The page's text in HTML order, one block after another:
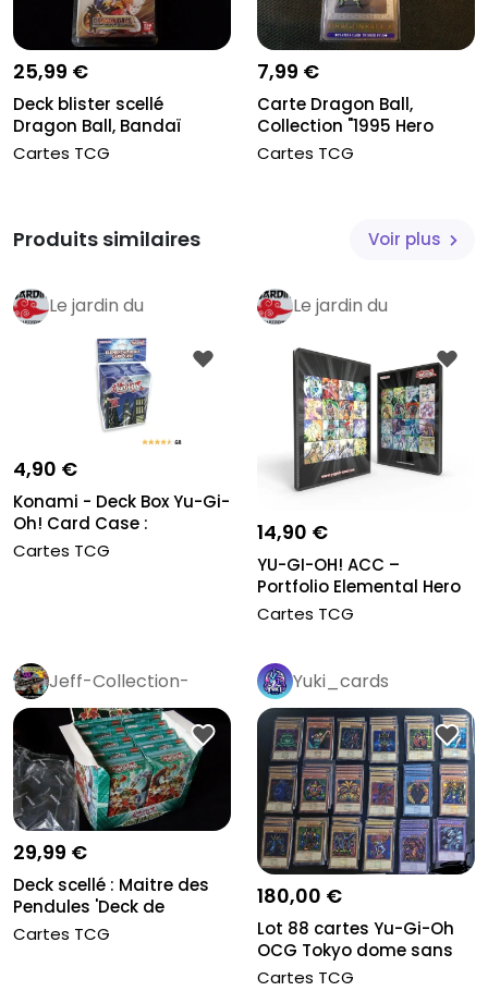
25,99 €
Deck blister scellé
Dragon Ball, Bandaï
Carddass 2...
Cartes TCG
7,99 €
Carte Dragon Ball,
Collection "1995 Hero
Collectio...
Cartes TCG
Produits similaires Voir plus
Le jardin du
collectionneur
4,90 €
Konami - Deck Box Yu-Gi-
Oh! Card Case :
Elemental...
Cartes TCG
Le jardin du
14,90 €
YU-GI-OH! ACC –
Portfolio Elemental Hero
x6
Cartes TCG
Jeff-Collection-
Rétro Pro
29,99 €
Deck scellé : Maitre des
Pendules 'Deck de
Structu...
Cartes TCG
Yuki_cards
180,00 €
Lot 88 cartes Yu-Gi-Oh
OCG Tokyo dome sans
doubles
Cartes TCG